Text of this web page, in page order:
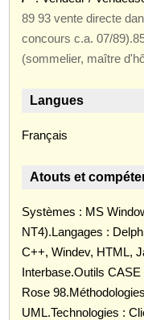
89 93 vente directe
concours c.a. 07/
(sommelier, maître
Langues
Français
Atouts et
Systèmes : MS
NT4).Langages :
C++, Windev, HTML,
Interbase.Outils
Rose
UML.Technologies :